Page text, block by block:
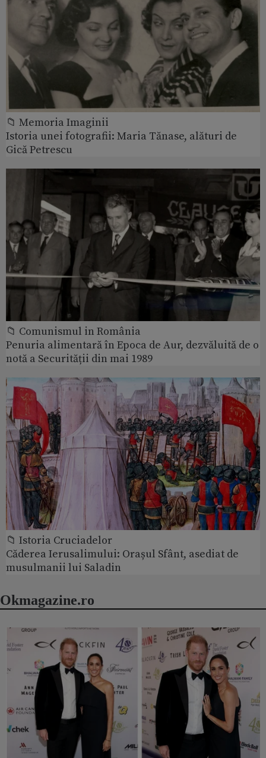
📁 Memoria Imaginii
Istoria unei fotografii: Maria Tănase, alături de
Gică Petrescu
📁 Comunismul in România
Penuria alimentară în Epoca de Aur, dezvăluită de o
notă a Securității din mai 1989
📁 Istoria Cruciadelor
Căderea Ierusalimului: Orașul Sfânt, asediat de
musulmanii lui Saladin
Okmagazine.ro